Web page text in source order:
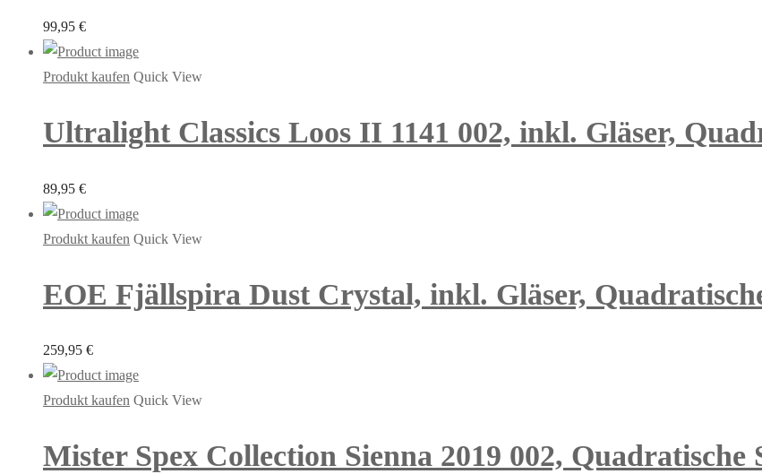
99,95 €
Produkt kaufen Quick View
Ultralight Classics Loos II 1141 002, inkl. Gläser,
89,95 €
Produkt kaufen Quick View
EOE Fjällspira Dust Crystal, inkl. Gläser,
259,95 €
Produkt kaufen Quick View
Mister Spex Collection Sienna 2019 002,